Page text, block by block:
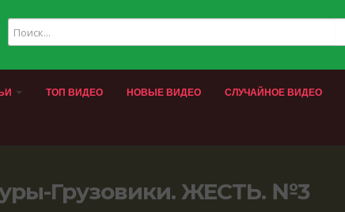
ТОП ВИДЕО НОВЫЕ ВИДЕО СЛУЧАЙНОЕ ВИДЕО
Грузовики. ЖЕСТЬ. №3